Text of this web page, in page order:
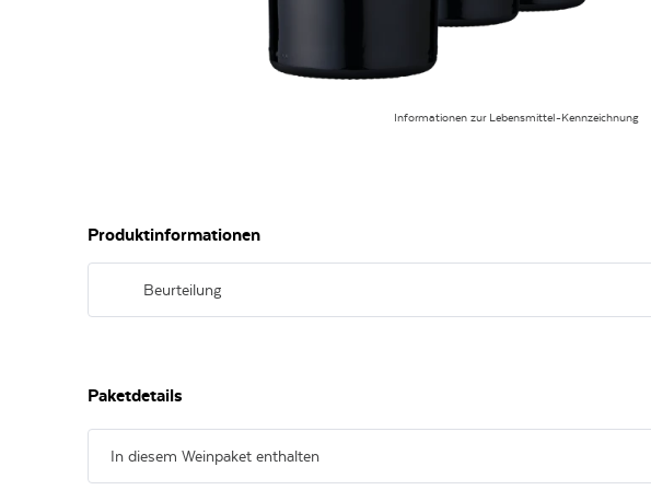
Informationen zur Lebensmittel-Kennzeichnung
Produktinformationen
Beurteilung
Paketdetails
In diesem Weinpaket enthalten